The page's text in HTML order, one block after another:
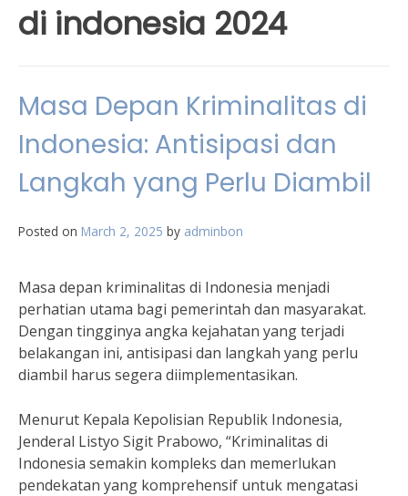
di indonesia 2024
Masa Depan Kriminalitas di
Indonesia: Antisipasi dan
Langkah yang Perlu Diambil
Posted on March 2, 2025 by adminbon
Masa depan kriminalitas di Indonesia menjadi
perhatian utama bagi pemerintah dan masyarakat.
Dengan tingginya angka kejahatan yang terjadi
belakangan ini, antisipasi dan langkah yang perlu
diambil harus segera diimplementasikan.
Menurut Kepala Kepolisian Republik Indonesia,
Jenderal Listyo Sigit Prabowo, “Kriminalitas di
Indonesia semakin kompleks dan memerlukan
pendekatan yang komprehensif untuk mengatasi